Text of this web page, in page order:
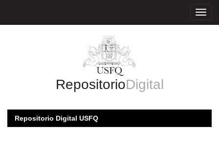
RepositorioDigital
Repositorio Digital USFQ